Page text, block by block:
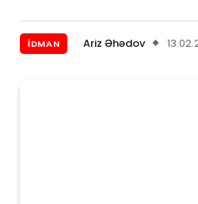
İDMAN Ariz Əhədov